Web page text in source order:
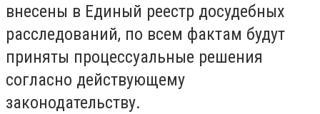
внесены в Единый реестр досудебных
расследований, по всем фактам будут
приняты процессуальные решения
согласно действующему
законодательству.